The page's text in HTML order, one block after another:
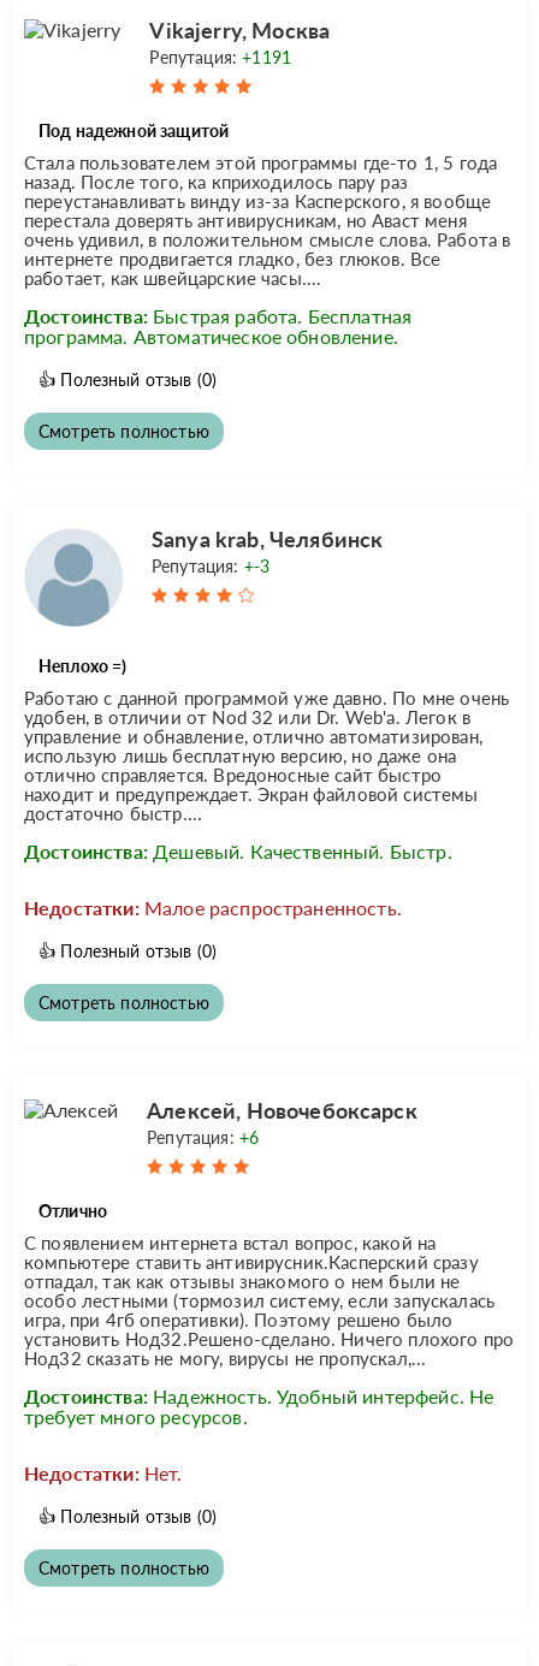
Vikajerry, Москва
Репутация:+1191
Под надежной защитой
Стала пользователем этой программы где-то 1, 5 года
назад. После того, ка кприходилось пару раз
переустанавливать винду из-за Касперского, я вообще
перестала доверять антивирусникам, но Аваст меня
очень удивил, в положительном смысле слова. Работа в
интернете продвигается гладко, без глюков. Все
работает, как швейцарские часы....
Достоинства: Быстрая работа. Бесплатная
программа. Автоматическое обновление.
👍 Полезный отзыв (0)
Смотреть полностью
Sanya krab, Челябинск
Репутация: +-3
Неплохо =)
Работаю с данной программой уже давно. По мне очень
удобен, в отличии от Nod 32 или Dr. Web'а. Легок в
управление и обнавление, отлично автоматизирован,
использую лишь бесплатную версию, но даже она
отлично справляется. Вредоносные сайт быстро
находит и предупреждает. Экран файловой системы
достаточно быстр....
Достоинства: Дешевый. Качественный. Быстр.
Недостатки: Малое распространенность.
👍 Полезный отзыв (0)
Смотреть полностью
Алексей, Новочебоксарск
Репутация: +6
Отлично
С появлением интернета встал вопрос, какой на
компьютере ставить антивирусник.Касперский сразу
отпадал, так как отзывы знакомого о нем были не
особо лестными (тормозил систему, если запускалась
игра, при 4гб оперативки). Поэтому решено было
установить Нод32.Решено-сделано. Ничего плохого про
Нод32 сказать не могу, вирусы не пропускал,...
Достоинства: Надежность. Удобный интерфейс. Не
требует много ресурсов.
Недостатки: Нет.
👍 Полезный отзыв (0)
Смотреть полностью